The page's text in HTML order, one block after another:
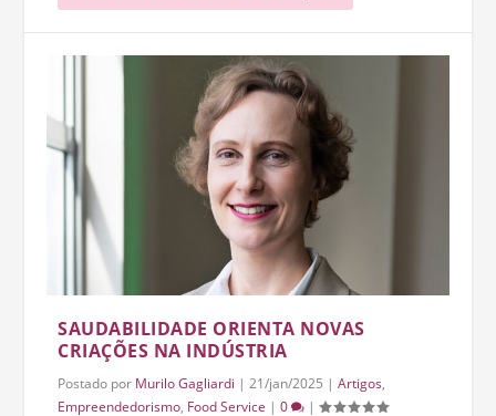
SAUDABILIDADE ORIENTA NOVAS
CRIAÇÕES NA INDÚSTRIA
Postado por Murilo Gagliardi |21/jan/2025 |Artigos,
Empreendedorismo, Food Service |0 |